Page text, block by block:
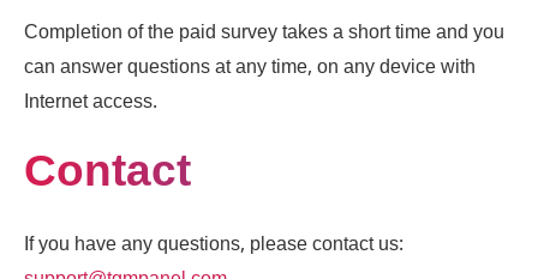
Completion of the paid survey takes a short time and you
can answer questions at any time, on any device with
Internet access.
Contact
If you have any questions, please contact us: